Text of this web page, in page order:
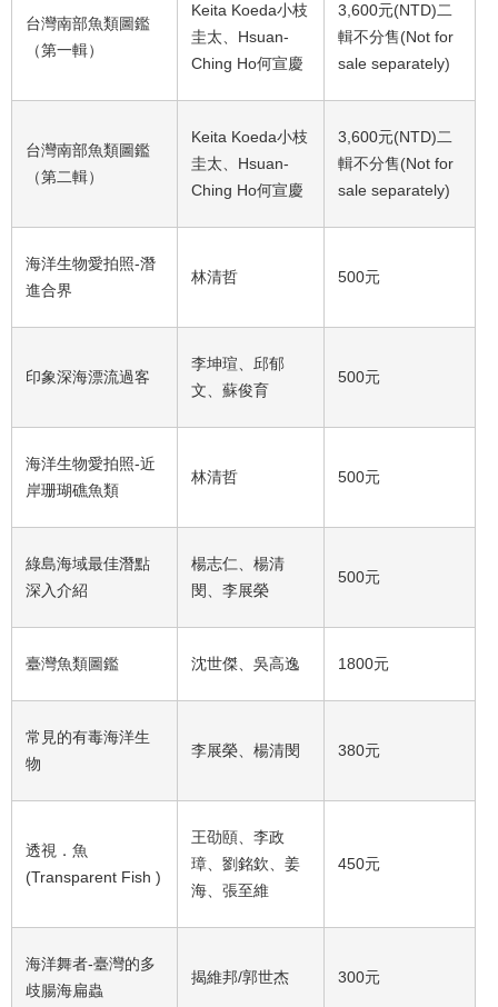
台灣南部魚類圖鑑
（第一輯）
Keita Koeda小枝
圭太、Hsuan-
Ching Ho何宣慶
3,600元(NTD)二
輯不分售(Not for
sale separately)
台灣南部魚類圖鑑
（第二輯）
Keita Koeda小枝
圭太、Hsuan-
Ching Ho何宣慶
3,600元(NTD)二
輯不分售(Not for
sale separately)
海洋生物愛拍照-潛
進合界
林清哲 500元
印象深海漂流過客
李坤瑄、邱郁
文、蘇俊育
500元
海洋生物愛拍照-近
岸珊瑚礁魚類
林清哲 500元
綠島海域最佳潛點
深入介紹
楊志仁、楊清
閔、李展榮
500元
臺灣魚類圖鑑 沈世傑、吳高逸 1800元
常見的有毒海洋生
物
李展榮、楊清閔 380元
透視．魚
(Transparent Fish )
王劭頤、李政
璋、劉銘欽、姜
海、張至維
450元
海洋舞者-臺灣的多
歧腸海扁蟲
揭維邦/郭世杰 300元